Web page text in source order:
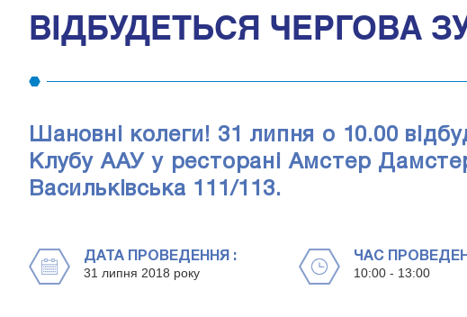
ВІДБУДЕТЬСЯ ЧЕРГОВА
Шановні колеги! 31 липня о 10.00
Клубу ААУ у ресторані Амстер
Васильківська 111/113.
ДАТА ПРОВЕДЕННЯ :
31 липня 2018 року
ЧАС
10:00 - 13:00